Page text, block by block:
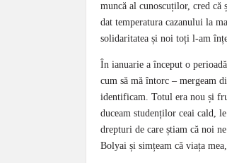
muncă al cunoscuților, cred
dat temperatura cazanului la
solidaritatea și noi toți l-am
În ianuarie a început o
cum să mă întorc – mergeam
identificam. Totul era nou și
duceam studenților ceai cald,
drepturi de care știam că noi
Bolyai și simțeam că viața